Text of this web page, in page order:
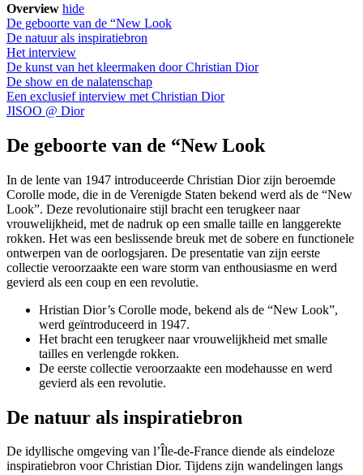
Overview hide
De geboorte van de “New Look
De natuur als inspiratiebron
Het interview
De kunst van het kleermaken door Christian Dior
De show en de nalatenschap
Een exclusief interview met Christian Dior
JISOO @ Dior
De geboorte van de “New Look
In de lente van 1947 introduceerde Christian Dior zijn beroemde
Corolle mode, die in de Verenigde Staten bekend werd als de “New
Look”. Deze revolutionaire stijl bracht een terugkeer naar
vrouwelijkheid, met de nadruk op een smalle taille en langgerekte
rokken. Het was een beslissende breuk met de sobere en functionele
ontwerpen van de oorlogsjaren. De presentatie van zijn eerste
collectie veroorzaakte een ware storm van enthousiasme en werd
gevierd als een coup en een revolutie.
Hristian Dior’s Corolle mode, bekend als de “New Look”,
werd geïntroduceerd in 1947.
Het bracht een terugkeer naar vrouwelijkheid met smalle
tailles en verlengde rokken.
De eerste collectie veroorzaakte een modehausse en werd
gevierd als een revolutie.
De natuur als inspiratiebron
De idyllische omgeving van l’Île-de-France diende als eindeloze
inspiratiebron voor Christian Dior. Tijdens zijn wandelingen langs